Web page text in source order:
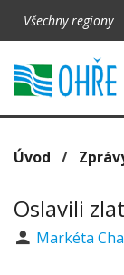
Úvod /
Oslavili
Markéta